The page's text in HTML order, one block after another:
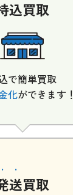
込買取
で簡単買取
化ができます！
送買取